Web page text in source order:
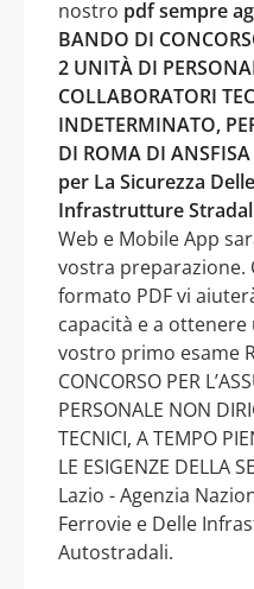
nostro pdf sempre
BANDO DI
2 UNITÀ DI
COLLABORATORI
INDETERMINATO,
DI ROMA DI
per La Sicurezza
Infrastrutture
Web e Mobile App
vostra preparazione.
formato PDF vi
capacità e a
vostro primo esame
CONCORSO PER
PERSONALE NON
TECNICI, A TEMPO
LE ESIGENZE DELLA
Lazio - Agenzia
Ferrovie e Delle
Autostradali.